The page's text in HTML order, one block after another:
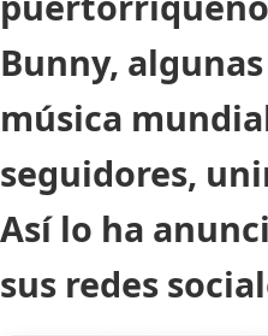
Bunny,
música
seguidores,
Así lo ha
sus redes